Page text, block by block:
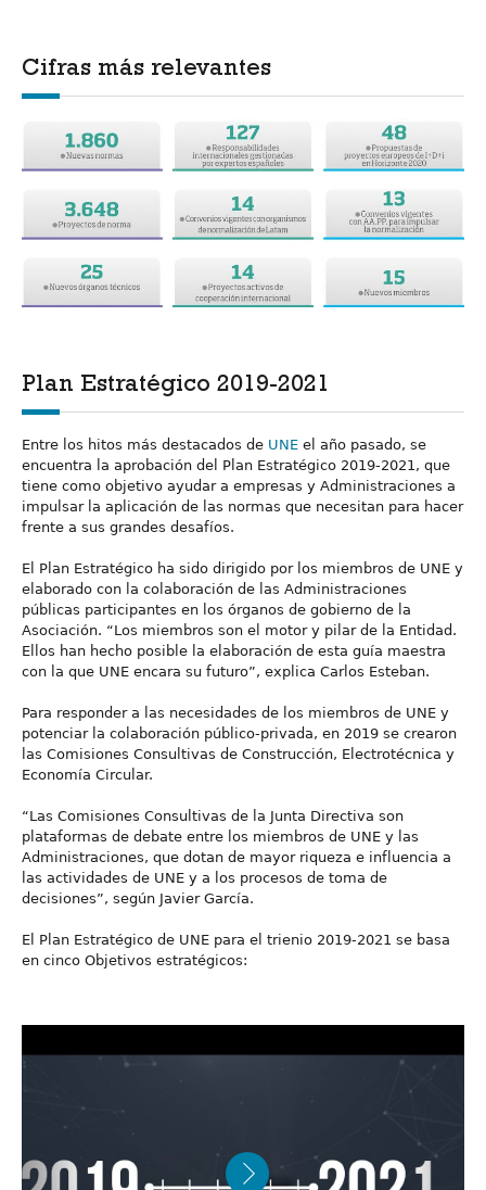
Cifras más relevantes
Plan Estratégico 2019-2021
Entre los hitos más destacados de UNE el año pasado, se
encuentra la aprobación del Plan Estratégico 2019-2021, que
tiene como objetivo ayudar a empresas y Administraciones a
impulsar la aplicación de las normas que necesitan para hacer
frente a sus grandes desafíos.
El Plan Estratégico ha sido dirigido por los miembros de UNE y
elaborado con la colaboración de las Administraciones
públicas participantes en los órganos de gobierno de la
Asociación. “Los miembros son el motor y pilar de la Entidad.
Ellos han hecho posible la elaboración de esta guía maestra
con la que UNE encara su futuro”, explica Carlos Esteban.
Para responder a las necesidades de los miembros de UNE y
potenciar la colaboración público-privada, en 2019 se crearon
las Comisiones Consultivas de Construcción, Electrotécnica y
Economía Circular.
“Las Comisiones Consultivas de la Junta Directiva son
plataformas de debate entre los miembros de UNE y las
Administraciones, que dotan de mayor riqueza e influencia a
las actividades de UNE y a los procesos de toma de
decisiones”, según Javier García.
El Plan Estratégico de UNE para el trienio 2019-2021 se basa
en cinco Objetivos estratégicos: